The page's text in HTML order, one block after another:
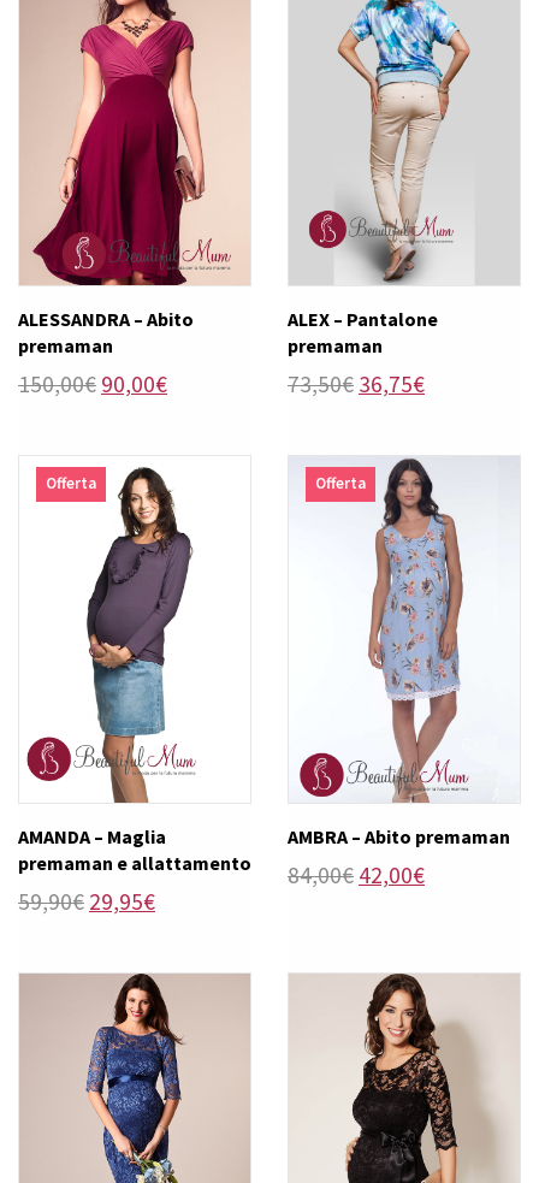
ALESSANDRA – Abito
premaman
150,00€ Il
era:
150,00€.
90,00€Il
90,00€.
ALEX – Pantalone
premaman
73,50€ Il
era:
73,50€.
36,75€Il
è:
36,75€.
Offerta
AMANDA – Maglia
premaman e allattamento
59,90€ Il
era:
59,90€.
29,95€Il
è:
29,95€.
Offerta
AMBRA – Abito premaman
84,00€ Il
era:
84,00€.
42,00€Il
è:
42,00€.